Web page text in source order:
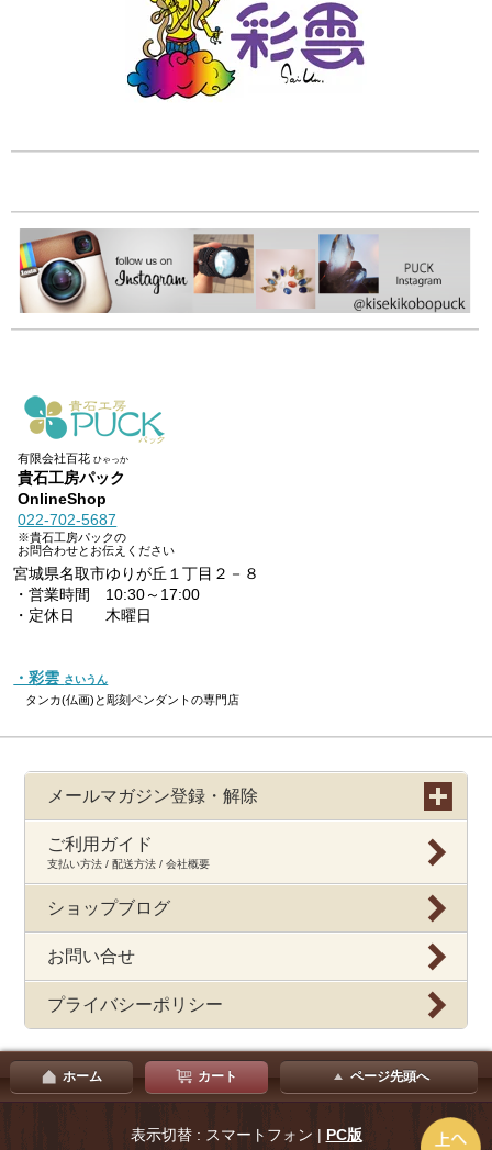
有限会社百花ひゃっか
貴石工房パック
OnlineShop
022-702-5687
※貴石工房パックの
お問合わせとお伝えください
宮城県名取市ゆりが丘１丁目２－８
・営業時間 10:30～17:00
・定休日 木曜日
・彩雲 さいうん
タンカ(仏画)と彫刻ペンダントの専門店
メールマガジン登録・解除
ご利用ガイド
支払い方法 / 配送方法 / 会社概要
ショップブログ
お問い合せ
プライバシーポリシー
ホーム カート ページ先頭へ
表示切替 : スマートフォン | PC版